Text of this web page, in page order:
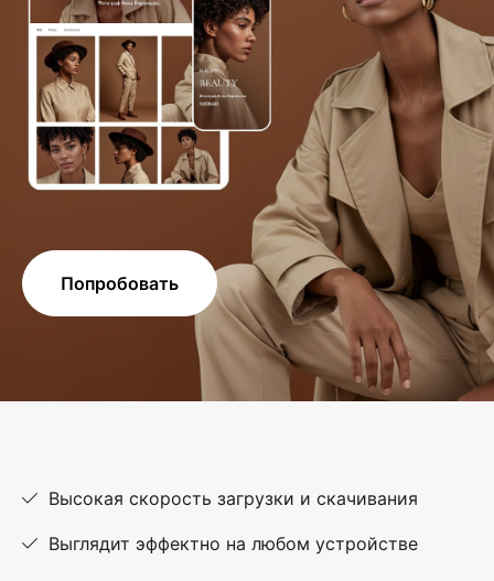
Попробовать
Высокая скорость загрузки и скачивания
Выглядит эффектно на любом устройстве